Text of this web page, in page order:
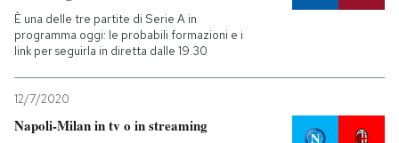
È una delle tre partite di Serie A in
programma oggi: le probabili formazioni e i
link per seguirla in diretta dalle 19.30
12/7/2020
Napoli-Milan in tv o in streaming